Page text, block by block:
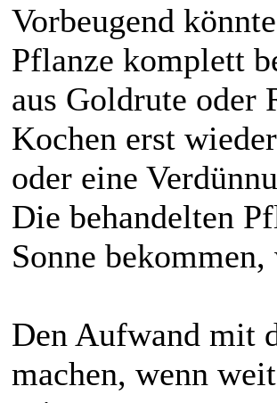
Vorbeugend
Pflanze komplett
aus Goldrute oder
Kochen erst
oder eine
Die behandelten
Sonne
Den Aufwand mit
machen, wenn